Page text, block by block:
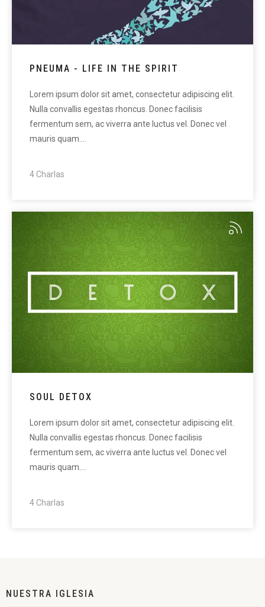
PNEUMA - LIFE IN THE SPIRIT
Lorem ipsum dolor sit amet, consectetur adipiscing elit.
Nulla convallis egestas rhoncus. Donec facilisis
fermentum sem, ac viverra ante luctus vel. Donec vel
mauris quam.…
4 Charlas
SOUL DETOX
Lorem ipsum dolor sit amet, consectetur adipiscing elit.
Nulla convallis egestas rhoncus. Donec facilisis
fermentum sem, ac viverra ante luctus vel. Donec vel
mauris quam.…
4 Charlas
NUESTRA IGLESIA